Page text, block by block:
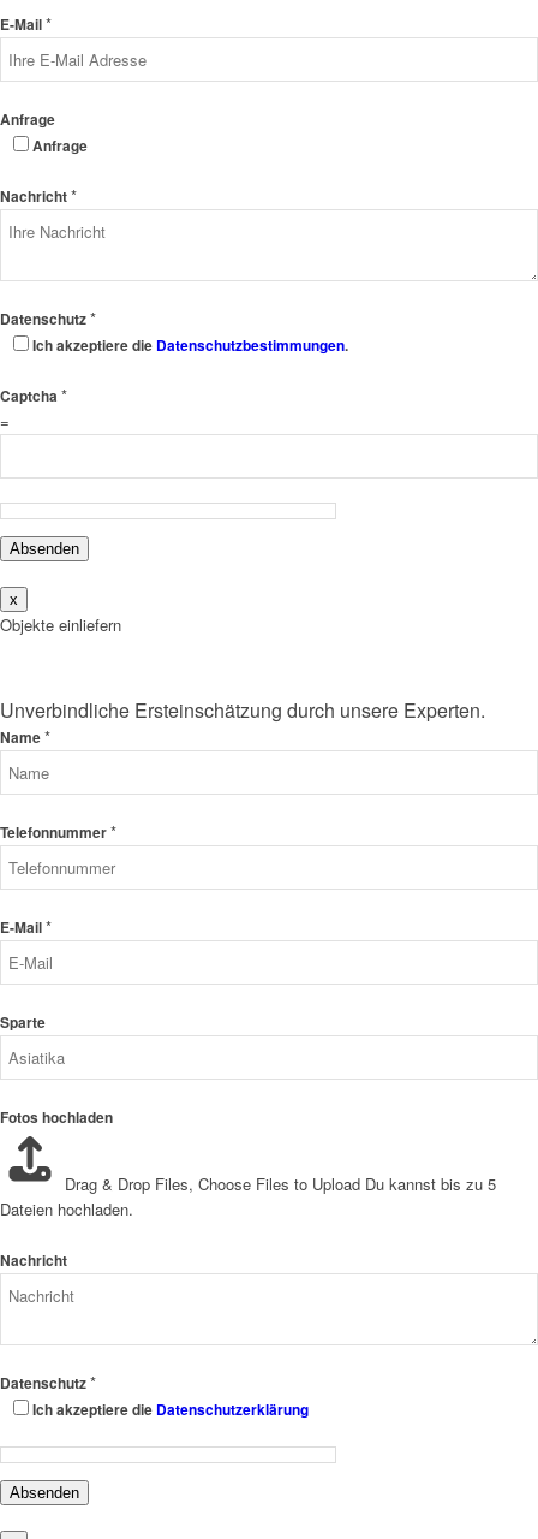
E-Mail*
Anfrage
Anfrage
Nachricht*
Datenschutz*
Ich akzeptiere die Datenschutzbestimmungen.
Captcha *
=
Absenden
x
Objekte einliefern
Unverbindliche Ersteinschätzung durch unsere Experten.
Name*
Telefonnummer*
E-Mail*
Sparte
Fotos hochladen
Drag & Drop Files, Choose Files to Upload Du kannst bis zu 5
Dateien hochladen.
Nachricht
Datenschutz*
Ich akzeptiere die Datenschutzerklärung
Absenden